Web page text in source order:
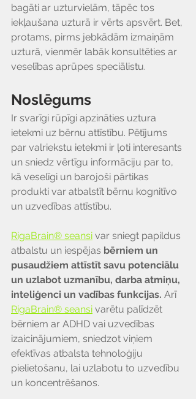
bagāti ar uzturvielām, tāpēc tos
iekļaušana uzturā ir vērts apsvērt. Bet,
protams, pirms jebkādām izmaiņām
uzturā, vienmēr labāk konsultēties ar
veselības aprūpes speciālistu.
Noslēgums
Ir svarīgi rūpīgi apzināties uztura
ietekmi uz bērnu attīstību. Pētījums
par valriekstu ietekmi ir ļoti interesants
un sniedz vērtīgu informāciju par to,
kā veselīgi un barojoši pārtikas
produkti var atbalstīt bērnu kognitīvo
un uzvedības attīstību.
RigaBrain® seansi var sniegt papildus
atbalstu un iespējas bērniem un
pusaudžiem attīstīt savu potenciālu
un uzlabot uzmanību, darba atmiņu,
inteliģenci un vadības funkcijas. Arī
RigaBrain® seansi varētu palīdzēt
bērniem ar ADHD vai uzvedības
izaicinājumiem, sniedzot viņiem
efektīvas atbalsta tehnoloģiju
pielietošanu, lai uzlabotu to uzvedību
un koncentrēšanos.